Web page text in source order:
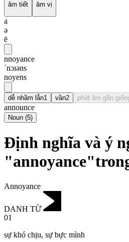
âm tiết âm vị
a
ə
ē
nnoyance
ˈnɔɪəns
noyens
dễ nhầm lẫn1 vần2 phát âm gần
announce
Noun (5)
Định nghĩa và ý
Annoyance
DANH TỪ
01
sự khó chịu, sự bực mình